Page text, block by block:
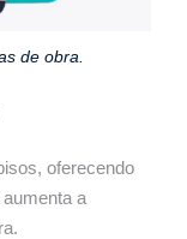
de obra.
oferecendo
a